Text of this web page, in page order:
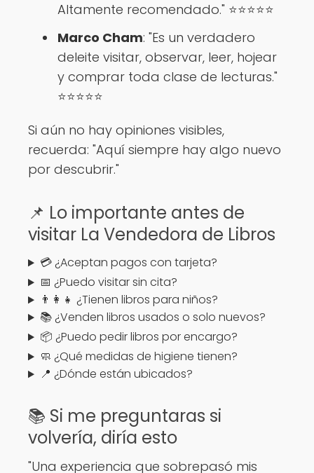
Altamente recomendado." ⭐⭐⭐⭐⭐
Marco Cham: "Es un verdadero
deleite visitar, observar, leer, hojear
y comprar toda clase de lecturas."
⭐⭐⭐⭐⭐
Si aún no hay opiniones visibles,
recuerda: "Aquí siempre hay algo nuevo
por descubrir."
📌 Lo importante antes de
visitar La Vendedora de Libros
💳 ¿Aceptan pagos con tarjeta?
📅 ¿Puedo visitar sin cita?
👨‍👩‍👧 ¿Tienen libros para niños?
📚 ¿Venden libros usados o solo nuevos?
📦 ¿Puedo pedir libros por encargo?
🧼 ¿Qué medidas de higiene tienen?
📍 ¿Dónde están ubicados?
📚 Si me preguntaras si
volvería, diría esto
"Una experiencia que sobrepasó mis